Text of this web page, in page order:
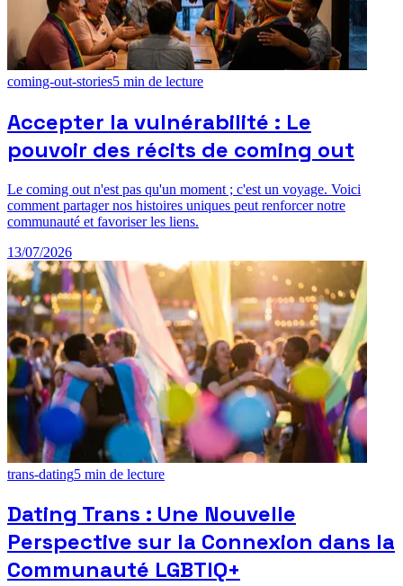
coming-out-stories5 min de lecture
Accepter la vulnérabilité : Le
pouvoir des récits de coming out
Le coming out n'est pas qu'un moment ; c'est un voyage. Voici
comment partager nos histoires uniques peut renforcer notre
communauté et favoriser les liens.
13/07/2026
trans-dating5 min de lecture
Dating Trans : Une Nouvelle
Perspective sur la Connexion dans la
Communauté LGBTIQ+